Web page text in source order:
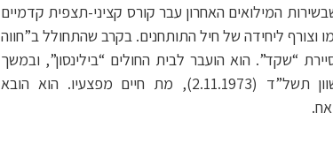
המילואים האחרון עבר קורס קציני-תצפית קדמיים
וצורף ליחידה של חיל התותחנים. בקרב שהתחולל ב”חווה
“שקד”. הוא הועבר לבית החולים “בילינסון”, ובמשך
שבועיים לחמו שם הרופאים על חייו, אך לשווא. ביום ז’ בחשוון תשל”ד (2.11.1973), מת חיים מפצעיו. הוא הובא